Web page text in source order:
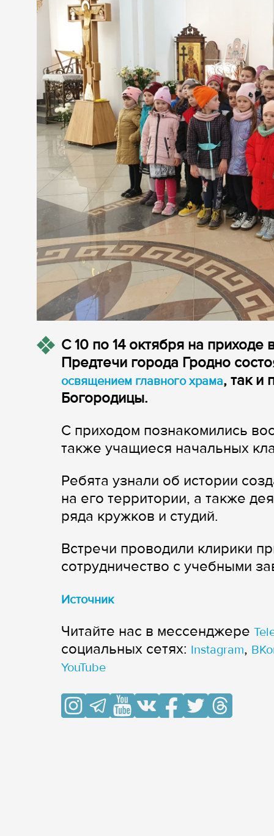
С 10 по 14 октября на
Предтечи города Гродно
освящением главного храма, так и
Богородицы.
С приходом познакомились
также учащиеся начальных
Ребята узнали об истории
на его территории, а также
ряда кружков и студий.
Встречи проводили клирики
сотрудничество с учебными
Источник
Читайте нас в мессенджере
cоциальных сетях: Instagram,
YouTube